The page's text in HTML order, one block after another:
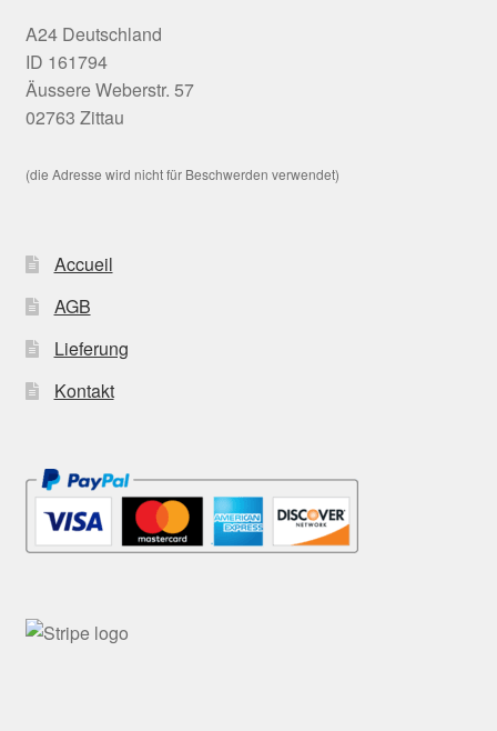
A24 Deutschland
ID 161794
Äussere Weberstr. 57
02763 Zittau
(die Adresse wird nicht für Beschwerden verwendet)
Accueil
AGB
Lieferung
Kontakt